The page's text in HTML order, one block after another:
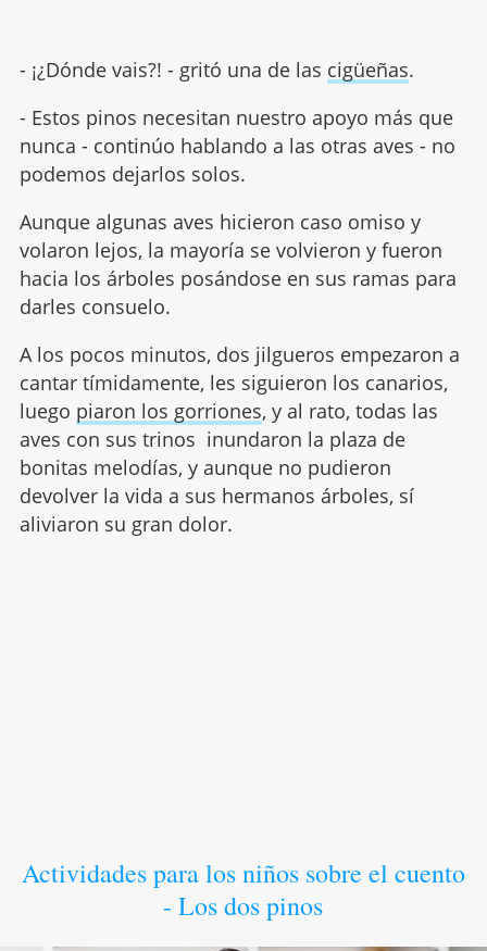
- ¡¿Dónde vais?! - gritó una de las cigüeñas.
- Estos pinos necesitan nuestro apoyo más que
nunca - continúo hablando a las otras aves - no
podemos dejarlos solos.
Aunque algunas aves hicieron caso omiso y
volaron lejos, la mayoría se volvieron y fueron
hacia los árboles posándose en sus ramas para
darles consuelo.
A los pocos minutos, dos jilgueros empezaron a
cantar tímidamente, les siguieron los canarios,
luego piaron los gorriones, y al rato, todas las
aves con sus trinos inundaron la plaza de
bonitas melodías, y aunque no pudieron
devolver la vida a sus hermanos árboles, sí
aliviaron su gran dolor.
Actividades para los niños sobre el cuento
- Los dos pinos